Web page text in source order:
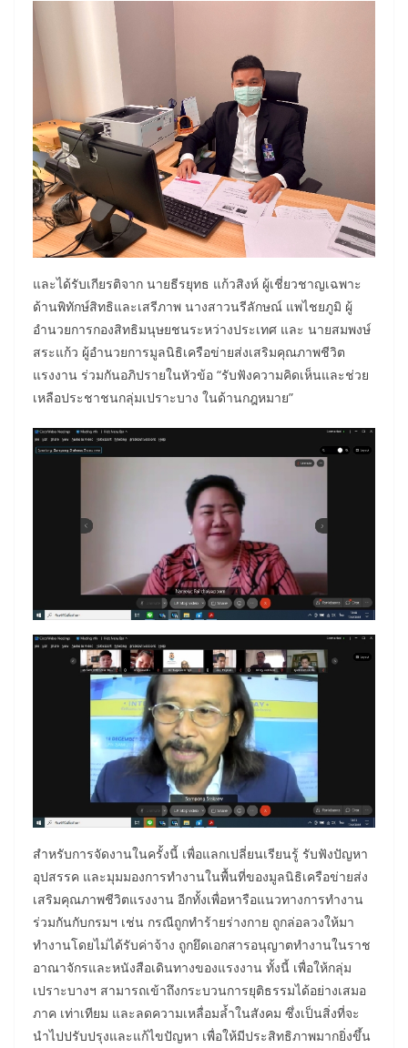
และได้รับเกียรติจาก นายธีรยุทธ แก้วสิงห์ ผู้เชี่ยวชาญเฉพาะ
ด้านพิทักษ์สิทธิและเสรีภาพ นางสาวนรีลักษณ์ แพไชยภูมิ ผู้
อำนวยการกองสิทธิมนุษยชนระหว่างประเทศ และ นายสมพงษ์
สระแก้ว ผู้อำนวยการมูลนิธิเครือข่ายส่งเสริมคุณภาพชีวิต
แรงงาน ร่วมกันอภิปรายในหัวข้อ “รับฟังความคิดเห็นและช่วย
เหลือประชาชนกลุ่มเปราะบาง ในด้านกฎหมาย”
สำหรับการจัดงานในครั้งนี้ เพื่อแลกเปลี่ยนเรียนรู้ รับฟังปัญหา
อุปสรรค และมุมมองการทำงานในพื้นที่ของมูลนิธิเครือข่ายส่ง
เสริมคุณภาพชีวิตแรงงาน อีกทั้งเพื่อหารือแนวทางการทำงาน
ร่วมกันกับกรมฯ เช่น กรณีถูกทำร้ายร่างกาย ถูกล่อลวงให้มา
ทำงานโดยไม่ได้รับค่าจ้าง ถูกยึดเอกสารอนุญาตทำงานในราช
อาณาจักรและหนังสือเดินทางของแรงงาน ทั้งนี้ เพื่อให้กลุ่ม
เปราะบางฯ สามารถเข้าถึงกระบวนการยุติธรรมได้อย่างเสมอ
ภาค เท่าเทียม และลดความเหลื่อมล้ำในสังคม ซึ่งเป็นสิ่งที่จะ
นำไปปรับปรุงและแก้ไขปัญหา เพื่อให้มีประสิทธิภาพมากยิ่งขึ้น